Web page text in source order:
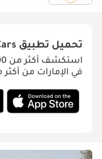
تحميل تطبيق
في الإمارات من أكثر من 350 وكيل